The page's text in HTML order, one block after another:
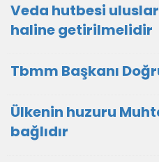
Veda hutbesi
haline getirilmelidir
Tbmm Başkanı
Ülkenin huzuru
bağlıdır